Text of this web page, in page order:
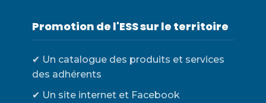
Promotion de l'ESS sur le territoire
✔ Un catalogue des produits et services
des adhérents
✔ Un site internet et Facebook